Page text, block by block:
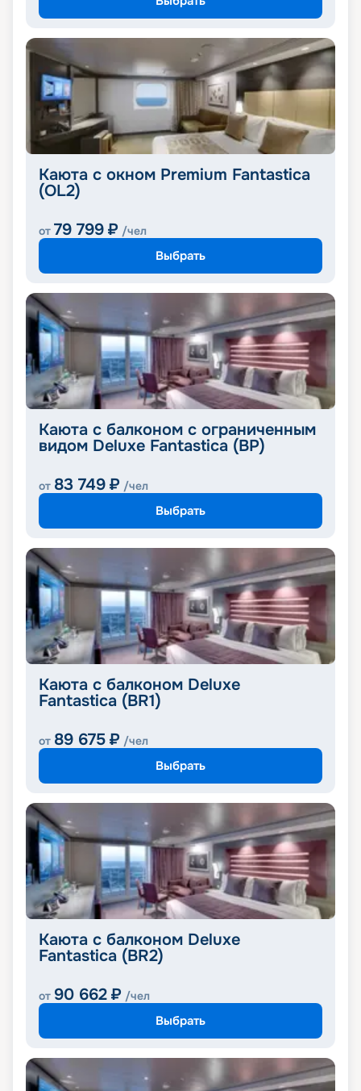
Каюта с окном Premium Fantastica
(OL2)
от 79 799 ₽ /чел
Выбрать
Каюта с балконом с ограниченным
видом Deluxe Fantastica (BP)
от 83 749 ₽ /чел
Выбрать
Каюта с балконом Deluxe
Fantastica (BR1)
от 89 675 ₽ /чел
Выбрать
Каюта с балконом Deluxe
Fantastica (BR2)
от 90 662 ₽ /чел
Выбрать